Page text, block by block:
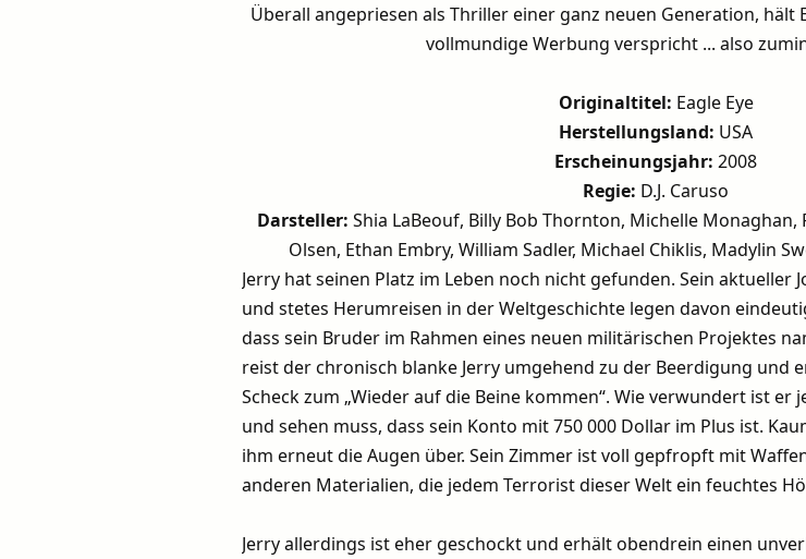
Überall angepriesen als Thriller einer ganz neuen Generation, hält
vollmundige Werbung verspricht ... also
Originaltitel: Eagle Eye
Herstellungsland: USA
Erscheinungsjahr: 2008
Regie: D.J. Caruso
Darsteller: Shia LaBeouf, Billy Bob Thornton, Michelle Monaghan,
Olsen, Ethan Embry, William Sadler, Michael Chiklis, Madylin
Jerry hat seinen Platz im Leben noch nicht gefunden. Sein aktueller
und stetes Herumreisen in der Weltgeschichte legen davon
dass sein Bruder im Rahmen eines neuen militärischen Projektes
reist der chronisch blanke Jerry umgehend zu der Beerdigung und
Scheck zum „Wieder auf die Beine kommen“. Wie verwundert ist er
und sehen muss, dass sein Konto mit 750 000 Dollar im Plus ist.
ihm erneut die Augen über. Sein Zimmer ist voll gepfropft mit
anderen Materialien, die jedem Terrorist dieser Welt ein feuchtes
Jerry allerdings ist eher geschockt und erhält obendrein einen